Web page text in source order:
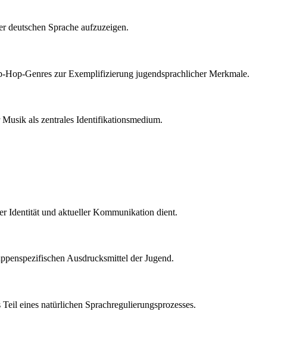
deutschen Sprache aufzuzeigen.
Genres zur Exemplifizierung jugendsprachlicher Merkmale.
als zentrales Identifikationsmedium.
Identität und aktueller Kommunikation dient.
Ausdrucksmittel der Jugend.
eines natürlichen Sprachregulierungsprozesses.